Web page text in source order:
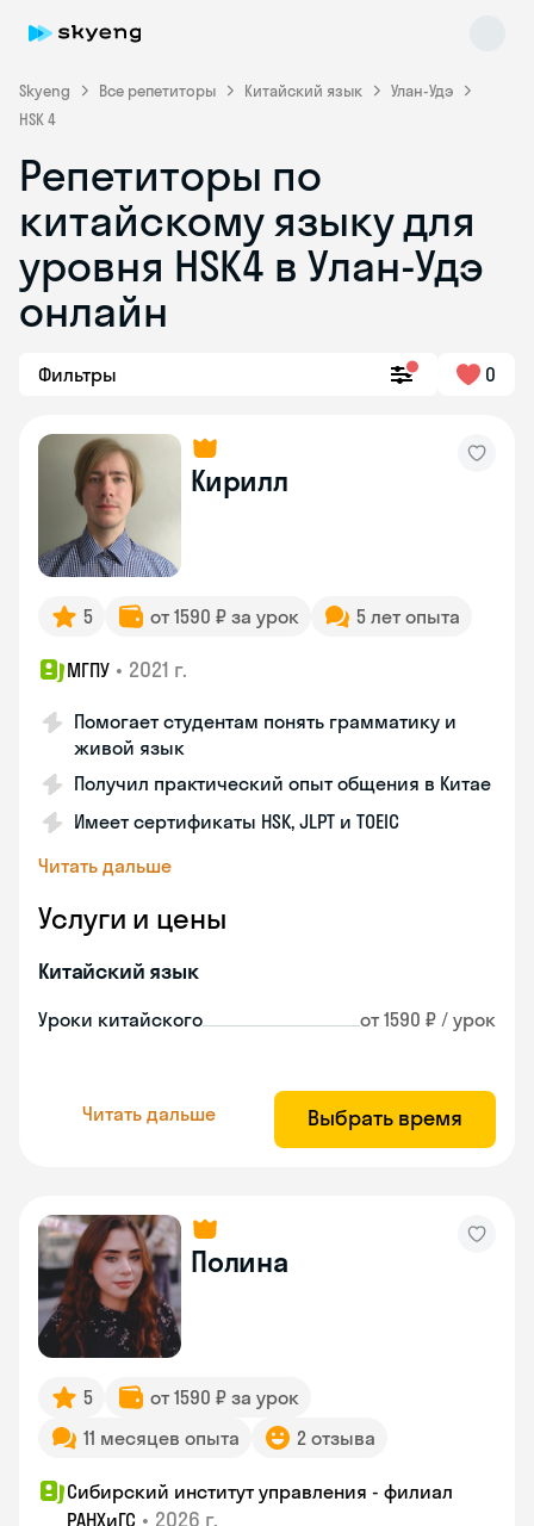
Skyeng Все репетиторы Китайский язык
Улан-Удэ
HSK 4
Репетиторы по
китайскому языку для
уровня HSK4 в Улан-Удэ
онлайн
Фильтры 0
Кирилл
5 от 1590 ₽ за урок 5 лет опыта
МГПУ • 2021 г.
Помогает студентам понять грамматику и
живой язык
Получил практический опыт общения в Китае
Имеет сертификаты HSK, JLPT и TOEIC
Читать дальше
Услуги и цены
Китайский язык
Уроки китайского от 1590 ₽ / урок
Читать дальше Выбрать время
Полина
5
от 1590 ₽ за урок
11 месяцев опыта
2 отзыва
Сибирский институт управления - филиал
РАНХиГС • 2026 г.
Skyeng Chat
online